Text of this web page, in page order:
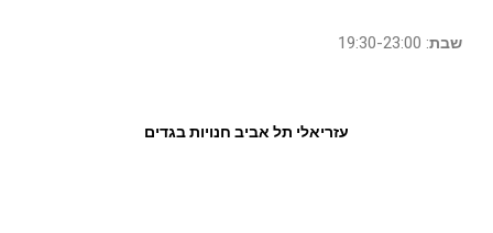
שבת: 19:30-23:00
עזריאלי תל אביב חנויות בגדים